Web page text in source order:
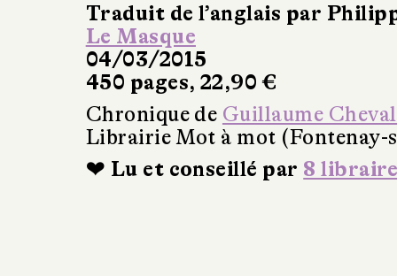
Traduit de l’anglais par
Le Masque
04/03/2015
450 pages, 22,90 €
Chronique de Guillaume
Librairie Mot à mot (Fontenay-
❤ Lu et conseillé par 8